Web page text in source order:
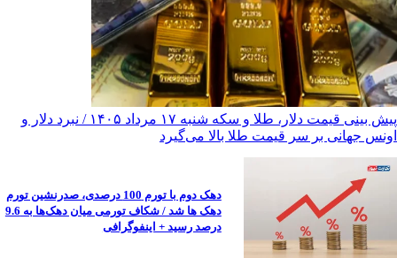
پیش ‌بینی قیمت دلار، طلا و سکه شنبه ۱۷ مرداد ۱۴۰۵ / نبرد دلار و
اونس جهانی بر سر قیمت طلا بالا می‌گیرد
دهک دوم با تورم 100 درصدی، صدرنشین تورم
دهک ها شد / شکاف تورمی میان دهک‌ها به 9.6
درصد رسید + اینفوگرافی